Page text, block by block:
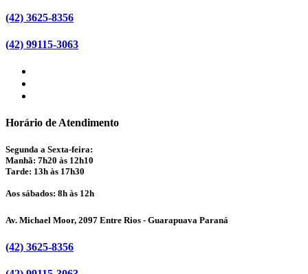
(42) 3625-8356
(42) 99115-3063
Horário de Atendimento
Segunda a Sexta-feira:
Manhã: 7h20 às 12h10
Tarde: 13h às 17h30
Aos sábados: 8h às 12h
Av. Michael Moor, 2097 Entre Rios - Guarapuava Paraná
(42) 3625-8356